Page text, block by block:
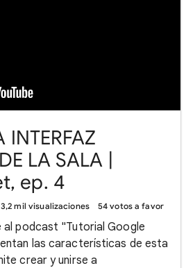
LA SALA |
ep. 4
3,2 mil visualizaciones 54 votos a favor
podcast "Tutorial Google
las características de esta
crear y unirse a